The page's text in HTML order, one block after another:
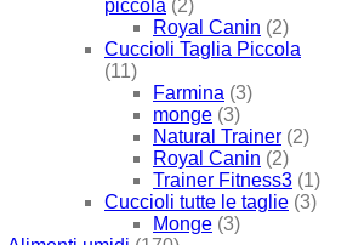
piccola (2)
Royal Canin (2)
Cuccioli Taglia Piccola
(11)
Farmina (3)
monge (3)
Natural Trainer (2)
Royal Canin (2)
Trainer Fitness3 (1)
Cuccioli tutte le taglie (3)
Monge (3)